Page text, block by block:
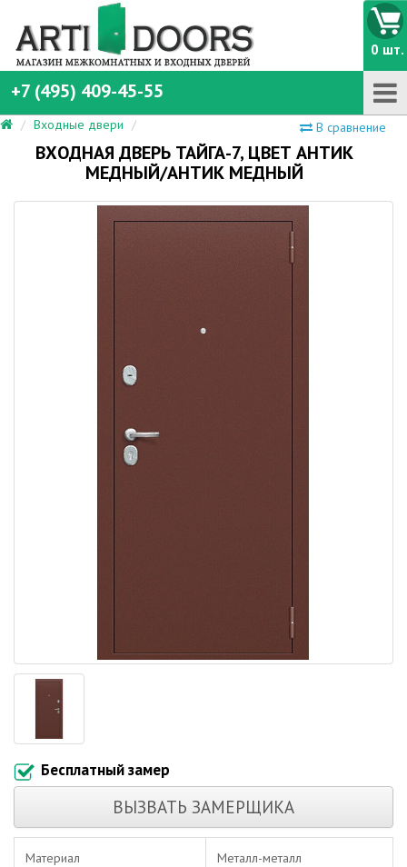
+7 (495) 409-45-55
0 шт.
В сравнение
Входные двери
ВХОДНАЯ ДВЕРЬ ТАЙГА-7, ЦВЕТ АНТИК
МЕДНЫЙ/АНТИК МЕДНЫЙ
Бесплатный замер
ВЫЗВАТЬ ЗАМЕРЩИКА
Материал Металл-металл